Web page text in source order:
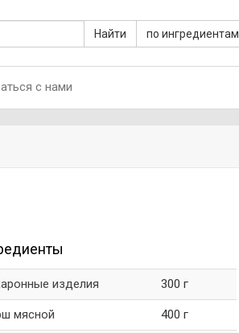
Найти по ингредиентам
с нами
изделия 300 г
мясной 400 г